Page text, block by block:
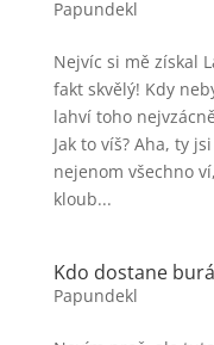
Papundekl
Nejvíc si mě získal
fakt skvělý! Kdy
lahví toho
Jak to víš? Aha, ty
nejenom všechno
kloub...
Kdo dostane
Papundekl